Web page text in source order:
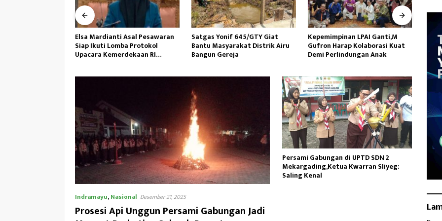
Satgas Yonif 645/GTY Giat
Bantu Masyarakat Distrik Airu
Bangun Gereja ‎
Kepemimpinan LPAI Ganti,M
Gufron Harap Kolaborasi Kuat
Demi Perlindungan Anak
Wakasad Tekankan Pentingnya
Komunikasi kepada
Dansatkowil
Indramayu,Nasional Desember 21, 2025
Prosesi Api Unggun Persami Gabungan Jadi
Persami Gabungan di UPTD SDN 2
Mekargading,Ketua Kwarran Sliyeg:
Saling Kenal